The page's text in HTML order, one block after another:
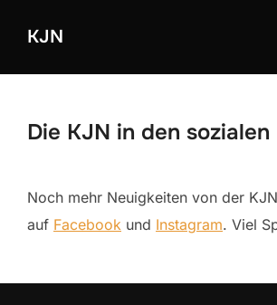
InhaltKJN
Die KJN in den sozialen
Noch mehr Neuigkeiten von der
auf Facebook und Instagram. Viel